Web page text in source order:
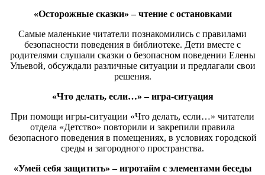
«Осторожные сказки» – чтение с остановками
Самые маленькие читатели познакомились с правилами
безопасности поведения в библиотеке. Дети вместе с
родителями слушали сказки о безопасном поведении Елены
Ульевой, обсуждали различные ситуации и предлагали свои
решения.
«Что делать, если…»–игра-ситуация
При помощи игры-ситуации «Что делать, если…» читатели
отдела «Детство» повторили и закрепили правила
безопасного поведения в помещениях, в условиях городской
среды и загородного пространства.
«Умей себя защитить»–игротайм с элементами беседы